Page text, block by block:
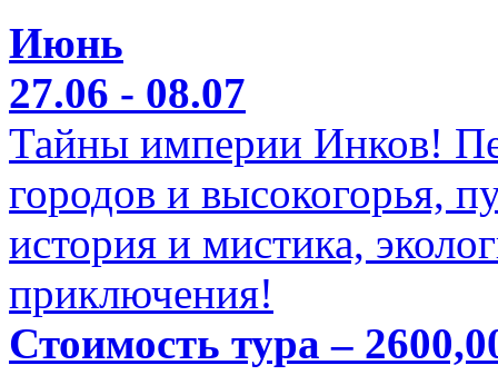
Июнь
27.06 - 08.07
Тайны империи Инков!
городов и высокогорья,
история и мистика,
приключения!
Стоимость тура –